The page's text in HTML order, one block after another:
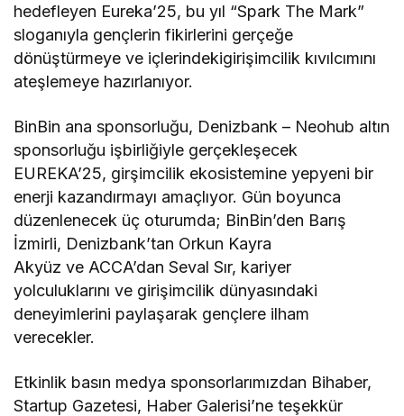
hedefleyen Eureka’25, bu yıl “Spark The Mark”
sloganıyla gençlerin fikirlerini gerçeğe
dönüştürmeye ve içlerindekigirişimcilik kıvılcımını
ateşlemeye hazırlanıyor.
BinBin ana sponsorluğu, Denizbank – Neohub altın
sponsorluğu işbirliğiyle gerçekleşecek
EUREKA’25, girşimcilik ekosistemine yepyeni bir
enerji kazandırmayı amaçlıyor. Gün boyunca
düzenlenecek üç oturumda; BinBin’den Barış
İzmirli, Denizbank’tan Orkun Kayra
Akyüz ve ACCA’dan Seval Sır, kariyer
yolculuklarını ve girişimcilik dünyasındaki
deneyimlerini paylaşarak gençlere ilham
verecekler.
Etkinlik basın medya sponsorlarımızdan Bihaber,
Startup Gazetesi, Haber Galerisi’ne teşekkür